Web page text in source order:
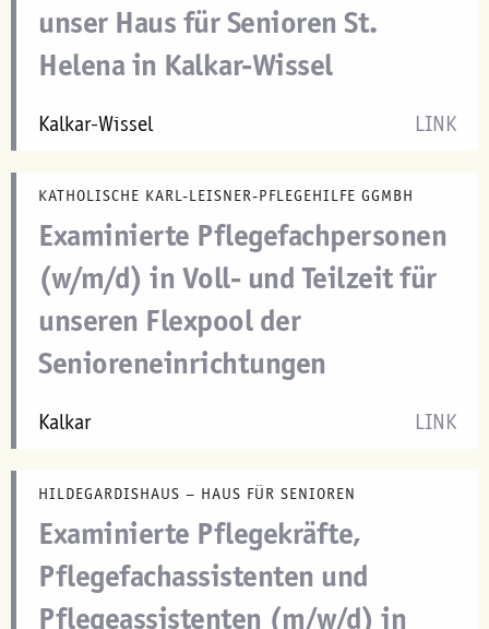
unser Haus für Senioren St.
Helena in Kalkar-Wissel
Kalkar-Wissel LINK
KATHOLISCHE KARL-LEISNER-PFLEGEHILFE GGMBH
Examinierte Pflegefachpersonen
(w/m/d) in Voll- und Teilzeit für
unseren Flexpool der
Senioreneinrichtungen
Kalkar LINK
HILDEGARDISHAUS – HAUS FÜR SENIOREN
Examinierte Pflegekräfte,
Pflegefachassistenten und
Pflegeassistenten (m/w/d) in